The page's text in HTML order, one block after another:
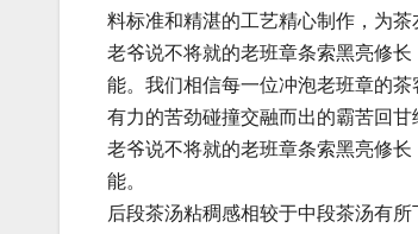
料标准和精湛的工艺精心制作，为茶
老爷说不将就的老班章条索黑亮修
能。我们相信每一位冲泡老班章的
有力的苦劲碰撞交融而出的霸苦回甘
老爷说不将就的老班章条索黑亮修
能。
后段茶汤粘稠感相较于中段茶汤有所